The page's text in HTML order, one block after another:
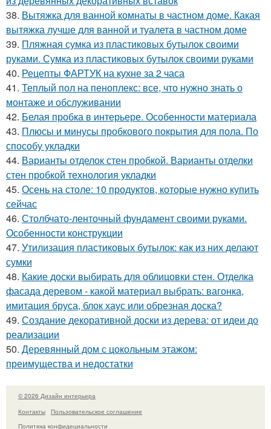
38. Вытяжка для ванной комнаты в частном доме. Какая
вытяжка лучше для ванной и туалета в частном доме
39. Пляжная сумка из пластиковых бутылок своими
руками. Сумка из пластиковых бутылок своими руками
40. Рецепты ФАРТУК на кухне за 2 часа
41. Теплый пол на пеноплекс: все, что нужно знать о
монтаже и обслуживании
42. Белая пробка в интерьере. Особенности материала
43. Плюсы и минусы пробкового покрытия для пола. По
способу укладки
44. Варианты отделок стен пробкой. Варианты отделки
стен пробкой технология укладки
45. Осень на столе: 10 продуктов, которые нужно купить
сейчас
46. Столбчато-ленточный фундамент своими руками.
Особенности конструкции
47. Утилизация пластиковых бутылок: как из них делают
сумки
48. Какие доски выбирать для облицовки стен. Отделка
фасада деревом - какой материал выбрать: вагонка,
имитация бруса, блок хаус или обрезная доска?
49. Создание декоративной доски из дерева: от идеи до
реализации
50. Деревянный дом с цокольным этажом:
преимущества и недостатки
© 2026 Дизайн интерьера
Контакты
Пользовательское соглашение
Политика конфидециальности